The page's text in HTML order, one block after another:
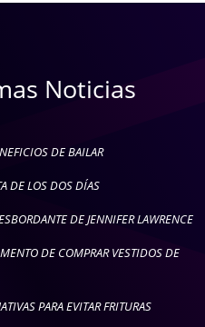
Noticias
DE BAILAR
DE LOS DOS DÍAS
DE JENNIFER LAWRENCE
DE COMPRAR VESTIDOS DE
PARA EVITAR FRITURAS